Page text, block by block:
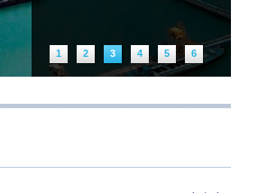
1 2 3 4 5 6